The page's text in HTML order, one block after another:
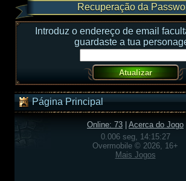
Recuperação da
Introduz o endereço de email
guardaste a tua
Página Principal
Online: 73
Acerca do Jogo
0.006 seg, 14:15:27
Overmobile © 2026, 16+
Mais Jogos